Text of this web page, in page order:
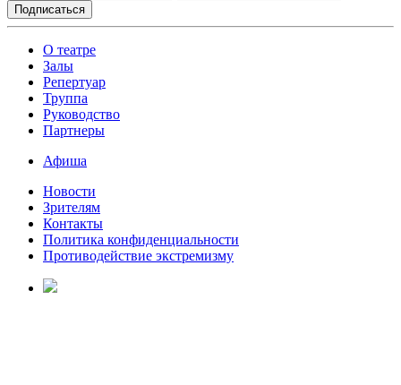
О театре
Залы
Репертуар
Труппа
Руководство
Партнеры
Афиша
Новости
Зрителям
Контакты
Политика конфиденциальности
Противодействие экстремизму